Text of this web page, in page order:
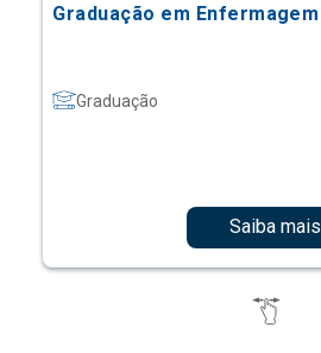
Graduação em Enfermagem
Graduação
Saiba mais